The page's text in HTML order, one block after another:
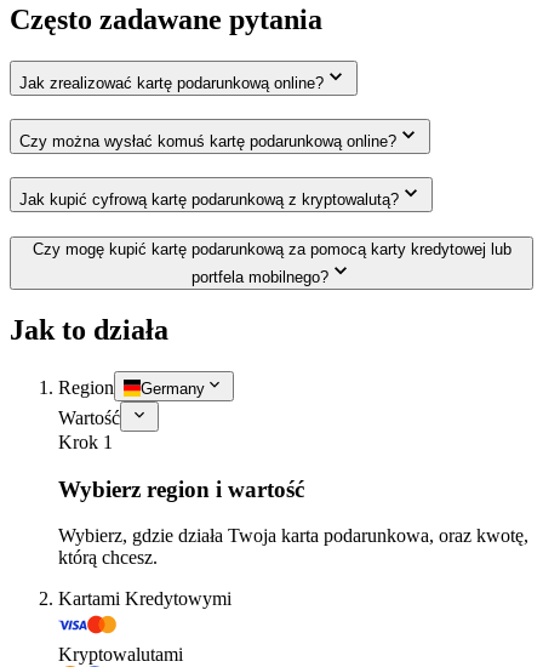
Często zadawane pytania
Jak zrealizować kartę podarunkową online?
Czy można wysłać komuś kartę podarunkową online?
Jak kupić cyfrową kartę podarunkową z kryptowalutą?
Czy mogę kupić kartę podarunkową za pomocą karty kredytowej lub
portfela mobilnego?
Jak to działa
Region Germany
Wartość
Krok 1
Wybierz region i wartość
Wybierz, gdzie działa Twoja karta podarunkowa, oraz kwotę,
którą chcesz.
Kartami Kredytowymi
Kryptowalutami